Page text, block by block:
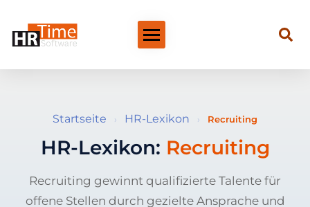
Startseite › HR-Lexikon › Recruiting
HR-Lexikon: Recruiting
Recruiting gewinnt qualifizierte Talente für
offene Stellen durch gezielte Ansprache und